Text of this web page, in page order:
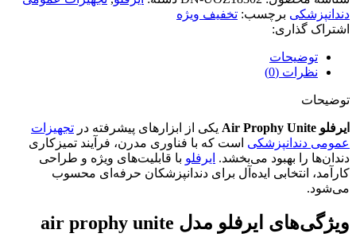
دندانپزشکی برچسب: تخفیف ویژه
اشتراک گذاری:
توضیحات
نظرات (0)
توضیحات
ایرفلو Air Prophy Unite یکی از ابزارهای پیشرفته در تجهیزات
عمومی دندانپزشکی است که با فناوری مدرن، فرآیند تمیزکاری
دندان‌ها را بهبود می‌بخشد. ایرفلو با قابلیت‌های ویژه و طراحی
کارآمد، انتخابی ایده‌آل برای دندانپزشکان حرفه‌ای محسوب
می‌شود.
ویژگی‌های ایرفلو مدل air prophy unite